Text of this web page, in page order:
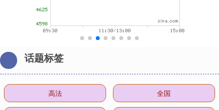
话题标签
高法 全国